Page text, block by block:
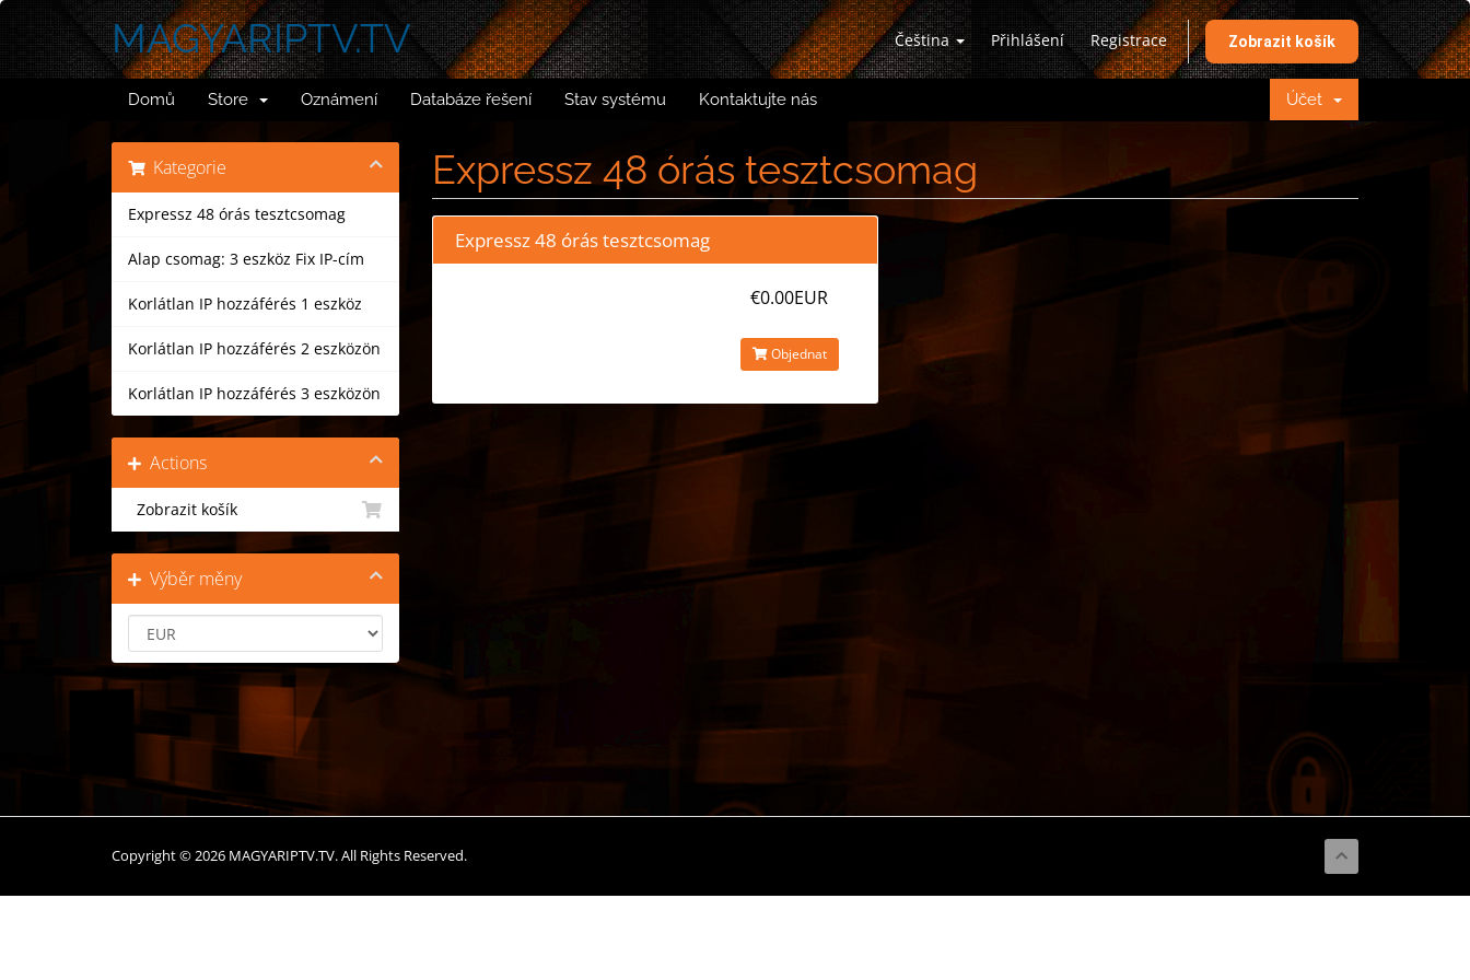
Čeština Přihlášení Registrace Zobrazit košík
MAGYARIPTV.TV
Domů Store Oznámení Databáze řešení Stav systému Kontaktujte nás Účet
Kategorie
Expressz 48 órás tesztcsomag
Alap csomag: 3 eszköz Fix IP-cím
Korlátlan IP hozzáférés 1 eszköz
Korlátlan IP hozzáférés 2 eszközön
Korlátlan IP hozzáférés 3 eszközön
Actions
Zobrazit košík
Výběr měny
Expressz 48 órás tesztcsomag
Expressz 48 órás tesztcsomag
€0.00EUR
Objednat
Copyright © 2026 MAGYARIPTV.TV. All Rights Reserved.